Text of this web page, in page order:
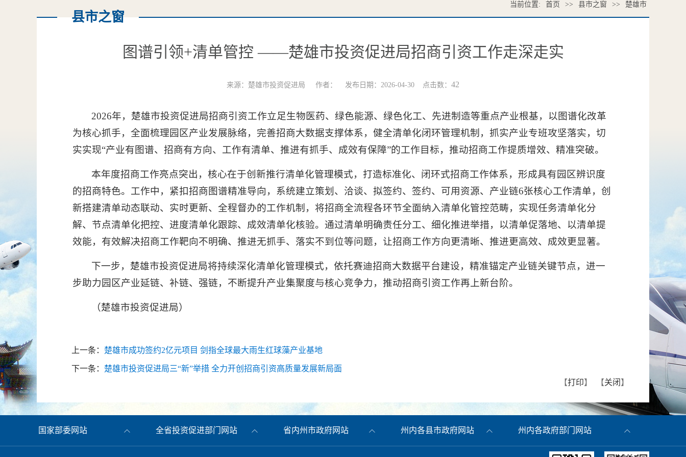
当前位置: 首页 >> 县市之窗 >> 楚雄市
县市之窗
图谱引领+清单管控 ——楚雄市投资促进局招商引资工作走深走实
来源：楚雄市投资促进局 作者： 发布日期：2026-04-30 点击数： 42
2026年，楚雄市投资促进局招商引资工作立足生物医药、绿色能源、绿色化工、先进制造等重点产业根基，以图谱化改革
为核心抓手，全面梳理园区产业发展脉络，完善招商大数据支撑体系，健全清单化闭环管理机制，抓实产业专班攻坚落实，切
实实现“产业有图谱、招商有方向、工作有清单、推进有抓手、成效有保障”的工作目标，推动招商工作提质增效、精准突破。
本年度招商工作亮点突出，核心在于创新推行清单化管理模式，打造标准化、闭环式招商工作体系，形成具有园区辨识度
的招商特色。工作中，紧扣招商图谱精准导向，系统建立策划、洽谈、拟签约、签约、可用资源、产业链6张核心工作清单，创
新搭建清单动态联动、实时更新、全程督办的工作机制，将招商全流程各环节全面纳入清单化管控范畴，实现任务清单化分
解、节点清单化把控、进度清单化跟踪、成效清单化核验。通过清单明确责任分工、细化推进举措，以清单促落地、以清单提
效能，有效解决招商工作靶向不明确、推进无抓手、落实不到位等问题，让招商工作方向更清晰、推进更高效、成效更显著。
下一步，楚雄市投资促进局将持续深化清单化管理模式，依托赛迪招商大数据平台建设，精准锚定产业链关键节点，进一
步助力园区产业延链、补链、强链，不断提升产业集聚度与核心竞争力，推动招商引资工作再上新台阶。
（楚雄市投资促进局）
上一条： 楚雄市成功签约2亿元项目 剑指全球最大雨生红球藻产业基地
下一条： 楚雄市投资促进局三“新”举措 全力开创招商引资高质量发展新局面
【打印】 【关闭 】
国家部委网站 全省投资促进部门网站 省内州市政府网站 州内各县市政府网站 州内各政府部门网站